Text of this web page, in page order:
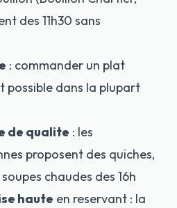
des 11h30 sans
: commander un plat
possible dans la plupart
de qualite : les
proposent des quiches,
chaudes des 16h
haute en reservant : la